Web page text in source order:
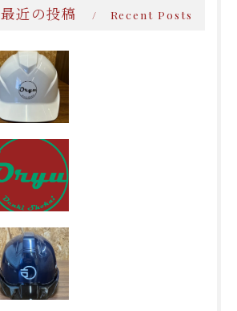
最近の投稿 Recent Posts